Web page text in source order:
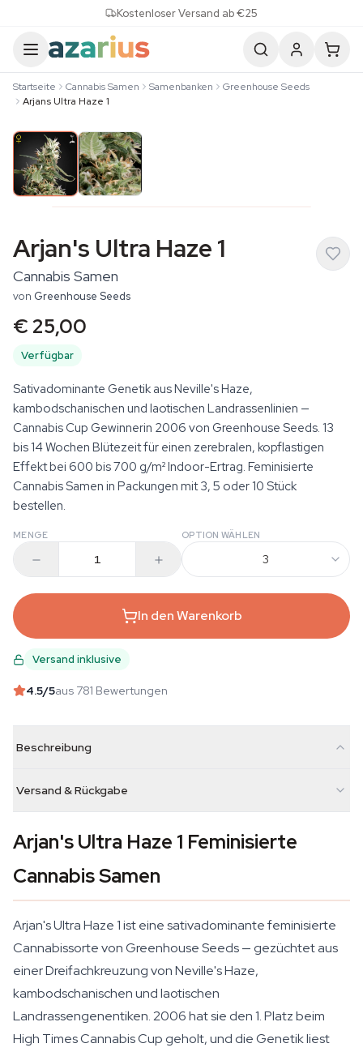
Kostenloser Versand ab €25
Startseite Cannabis Samen Samenbanken
Greenhouse Seeds
Arjans Ultra Haze 1
Arjan's Ultra Haze 1
Cannabis Samen
von Greenhouse Seeds
€ 25,00
Verfügbar
Sativadominante Genetik aus Neville's Haze,
kambodschanischen und laotischen Landrassenlinien —
Cannabis Cup Gewinnerin 2006 von Greenhouse Seeds. 13
bis 14 Wochen Blütezeit für einen zerebralen, kopflastigen
Effekt bei 600 bis 700 g/m² Indoor-Ertrag. Feminisierte
Cannabis Samen in Packungen mit 3, 5 oder 10 Stück
bestellen.
MENGE OPTION WÄHLEN
3
In den Warenkorb
Versand inklusive
4.5/5aus 781 Bewertungen
Beschreibung
Versand & Rückgabe
Arjan's Ultra Haze 1 Feminisierte
Cannabis Samen
Arjan's Ultra Haze 1 ist eine sativadominante feminisierte
Cannabissorte von Greenhouse Seeds — gezüchtet aus
einer Dreifachkreuzung von Neville's Haze,
kambodschanischen und laotischen
Landrassengenentiken. 2006 hat sie den 1. Platz beim
High Times Cannabis Cup geholt, und die Genetik liest